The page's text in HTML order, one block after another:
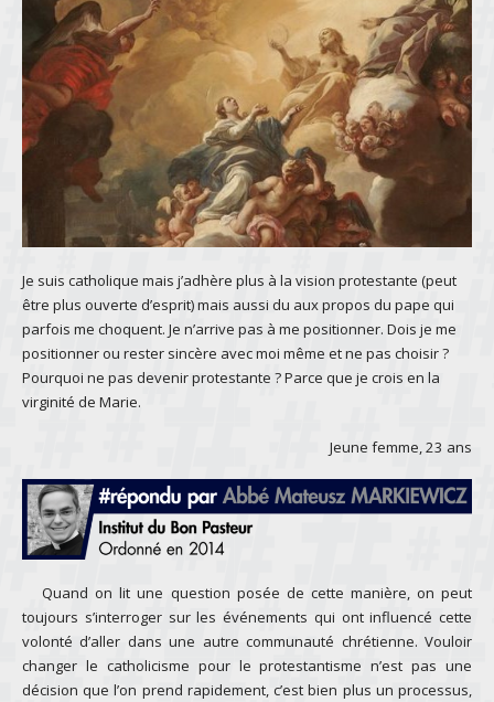
Je suis catholique mais j’adhère plus à la vision protestante (peut
être plus ouverte d’esprit) mais aussi du aux propos du pape qui
parfois me choquent. Je n’arrive pas à me positionner. Dois je me
positionner ou rester sincère avec moi même et ne pas choisir ?
Pourquoi ne pas devenir protestante ? Parce que je crois en la
virginité de Marie.
Jeune femme, 23 ans
Quand on lit une question posée de cette manière, on peut
toujours s’interroger sur les événements qui ont influencé cette
volonté d’aller dans une autre communauté chrétienne. Vouloir
changer le catholicisme pour le protestantisme n’est pas une
décision que l’on prend rapidement, c’est bien plus un processus,